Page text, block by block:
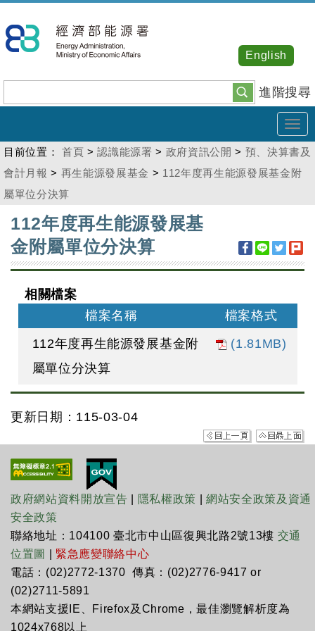
到
主
內
容
進階搜尋
English
目前位置： 首頁 >認識能源署 > 政府資訊公開 > 預、決算書及
會計月報 > 再生能源發展基金 > 112年度再生能源發展基金附
屬單位分決算
112年度再生能源發展基
金附屬單位分決算
相關檔案
檔案名稱
檔案格式
112年度再生能源發展基金附
屬單位分決算
(1.81MB)
更新日期：115-03-04
政府網站資料開放宣告 隱私權政策 |網站安全政策及資通
安全政策
聯絡地址：104100 臺北市中山區復興北路2號13樓 交通
位置圖
緊急應變聯絡中心
電話：(02)2772-1370 傳真：(02)2776-9417 or
(02)2711-5891
本網站支援IE、Firefox及Chrome，最佳瀏覽解析度為
1024x768以上